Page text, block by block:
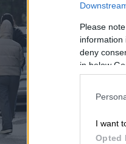
Please
information
deny
in below
I want
Opted